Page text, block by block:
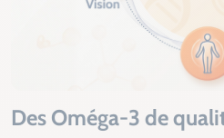
Des Oméga-3 de